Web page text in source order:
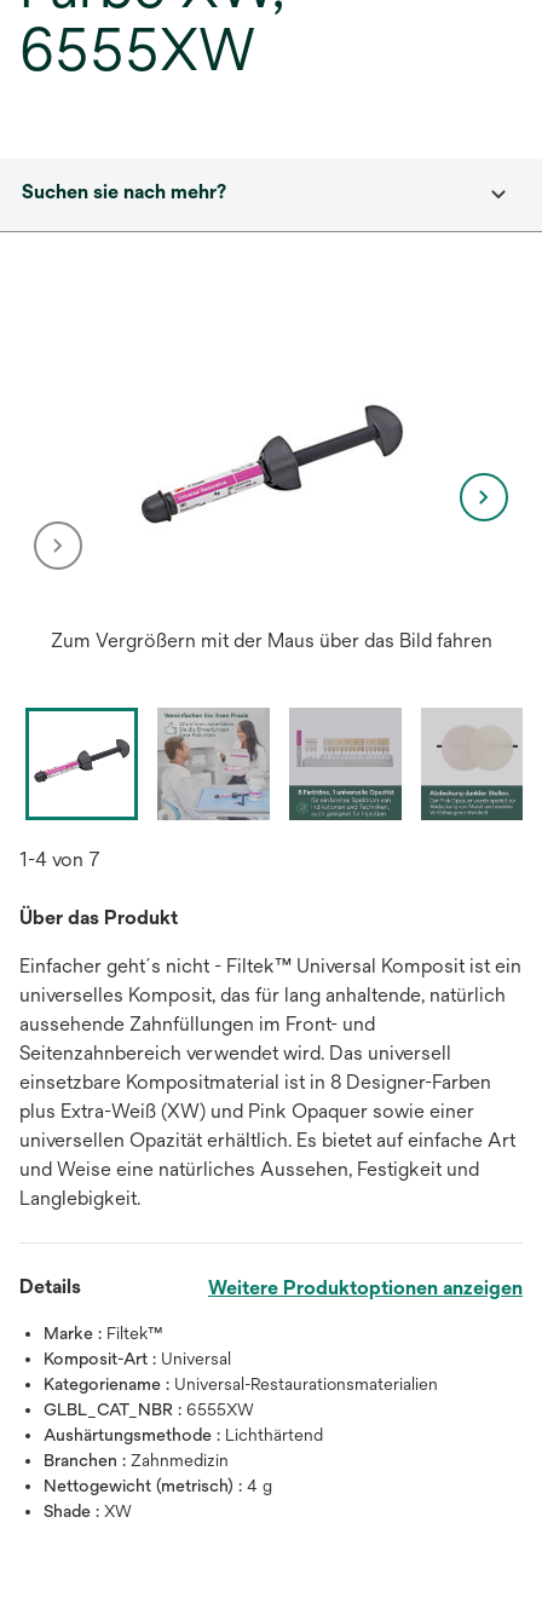
6555XW
Suchen sie nach mehr?
Zum Vergrößern mit der Maus über das Bild fahren
1-4 von 7
Über das Produkt
Einfacher geht´s nicht - Filtek™ Universal Komposit ist ein
universelles Komposit, das für lang anhaltende, natürlich
aussehende Zahnfüllungen im Front- und
Seitenzahnbereich verwendet wird. Das universell
einsetzbare Kompositmaterial ist in 8 Designer-Farben
plus Extra-Weiß (XW) und Pink Opaquer sowie einer
universellen Opazität erhältlich. Es bietet auf einfache Art
und Weise eine natürliches Aussehen, Festigkeit und
Langlebigkeit.
Details Weitere Produktoptionen anzeigen
Marke : Filtek™
Komposit-Art : Universal
Kategoriename : Universal-Restaurationsmaterialien
GLBL_CAT_NBR : 6555XW
Aushärtungsmethode : Lichthärtend
Branchen : Zahnmedizin
Nettogewicht (metrisch) : 4 g
Shade : XW